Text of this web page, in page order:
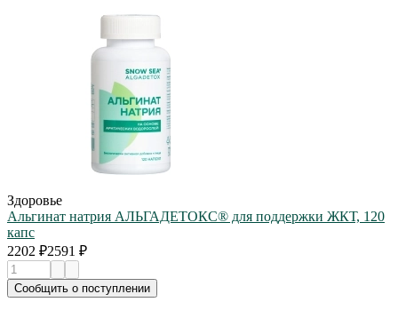
Здоровье
Альгинат натрия АЛЬГАДЕТОКС® для поддержки ЖКТ, 120
капс
2202 ₽2591 ₽
Сообщить о поступлении